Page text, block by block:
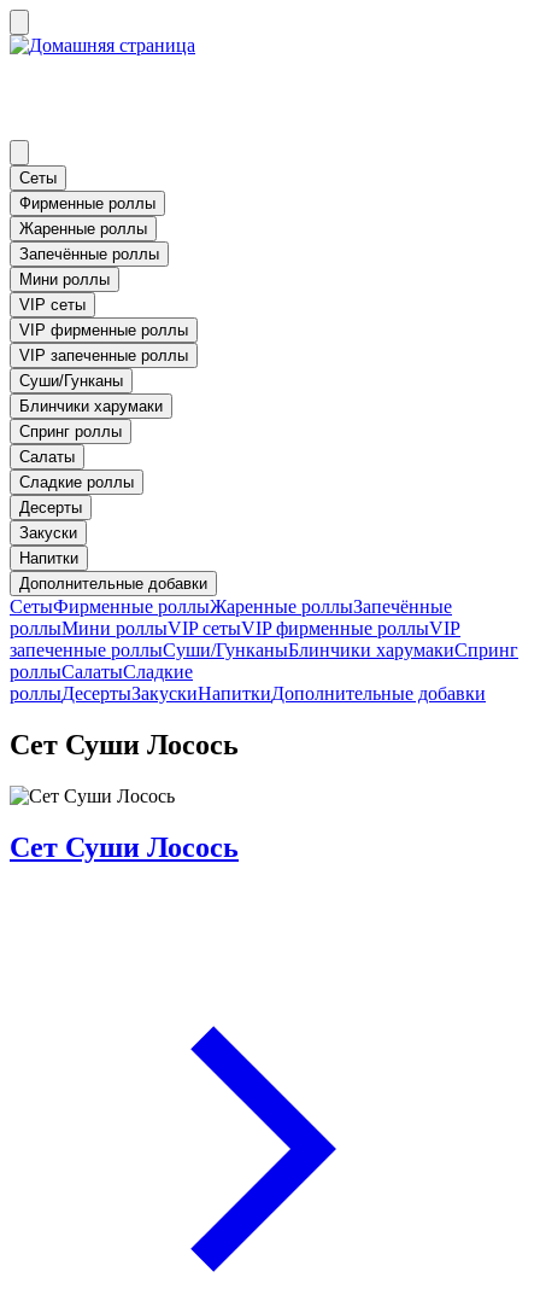
Сеты
Фирменные роллы
Жаренные роллы
Запечённые роллы
Мини роллы
VIP сеты
VIP фирменные роллы
VIP запеченные роллы
Суши/Гунканы
Блинчики харумаки
Спринг роллы
Салаты
Сладкие роллы
Десерты
Закуски
Напитки
Дополнительные добавки
СетыФирменные роллыЖаренные роллыЗапечённые
роллыМини роллыVIP сетыVIP фирменные роллыVIP
запеченные роллыСуши/ГунканыБлинчики харумакиСпринг
роллыСалатыСладкие
роллыДесертыЗакускиНапиткиДополнительные добавки
Сет Суши Лосось
Сет Суши Лосось